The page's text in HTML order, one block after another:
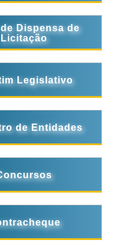
Dispensa de
Licitação
Legislativo
de Entidades